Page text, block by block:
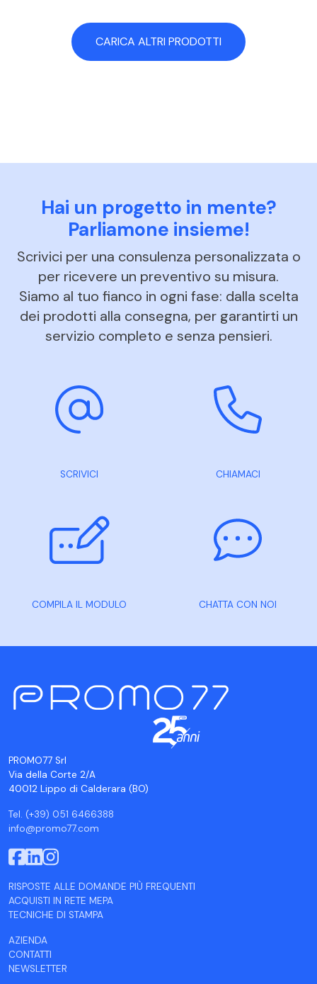
CARICA ALTRI PRODOTTI
Hai un progetto in mente?
Parliamone insieme!
Scrivici per una consulenza personalizzata o
per ricevere un preventivo su misura.
Siamo al tuo fianco in ogni fase: dalla scelta
dei prodotti alla consegna, per garantirti un
servizio completo e senza pensieri.
SCRIVICI CHIAMACI
COMPILA IL MODULO CHATTA CON NOI
PROMO77 Srl
Via della Corte 2/A
40012 Lippo di Calderara (BO)
Tel. (+39) 051 6466388
info@promo77.com
RISPOSTE ALLE DOMANDE PIÙ FREQUENTI
ACQUISTI IN RETE MEPA
TECNICHE DI STAMPA
AZIENDA
CONTATTI
NEWSLETTER